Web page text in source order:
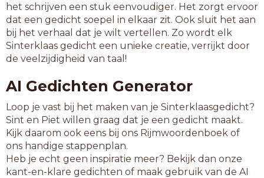
het schrijven een stuk eenvoudiger. Het zorgt ervoor
dat een gedicht soepel in elkaar zit. Ook sluit het aan
bij het verhaal dat je wilt vertellen. Zo wordt elk
Sinterklaas gedicht een unieke creatie, verrijkt door
de veelzijdigheid van taal!
AI Gedichten Generator
Loop je vast bij het maken van je Sinterklaasgedicht?
Sint en Piet willen graag dat je een gedicht maakt.
Kijk daarom ook eens bij ons Rijmwoordenboek of
ons handige stappenplan.
Heb je echt geen inspiratie meer? Bekijk dan onze
kant-en-klare gedichten of maak gebruik van de AI